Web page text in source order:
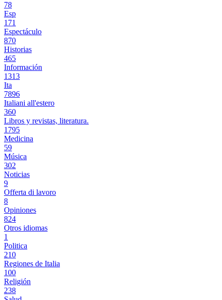
78
Esp
171
Espectáculo
870
Historias
465
Información
1313
Ita
7896
Italiani all'estero
360
Libros y revistas, literatura.
1795
Medicina
59
Música
302
Noticias
9
Offerta di lavoro
8
Opiniones
824
Otros idiomas
1
Politica
210
Regiones de Italia
100
Religión
238